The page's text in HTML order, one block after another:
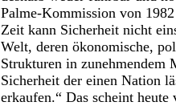
Palme-Kommission von
Zeit kann Sicherheit nicht
Welt, deren ökonomische,
Strukturen in zunehmendem
Sicherheit der einen Nation
erkaufen.“ Das scheint heute